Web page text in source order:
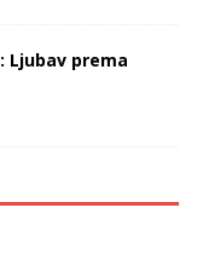
Ljubav prema